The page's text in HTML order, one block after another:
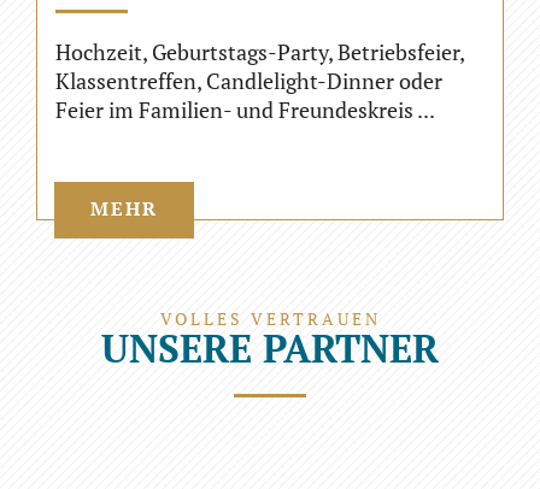
Hochzeit, Geburtstags-Party, Betriebsfeier,
Klassentreffen, Candlelight-Dinner oder
Feier im Familien- und Freundeskreis ...
MEHR
VOLLES VERTRAUEN
UNSERE PARTNER